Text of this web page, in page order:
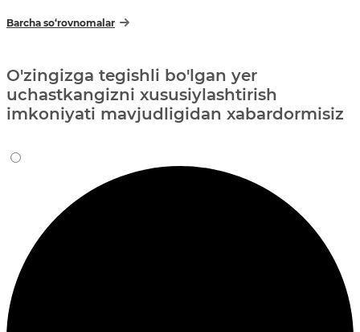
Barcha so‘rovnomalar
O'zingizga tegishli bo'lgan yer
uchastkangizni xususiylashtirish
imkoniyati mavjudligidan xabardormisiz